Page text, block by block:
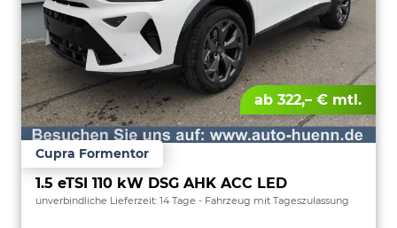
ab 322,– € mtl.
Cupra Formentor
1.5 eTSI 110 kW DSG AHK ACC LED
unverbindliche Lieferzeit: 14 Tage Fahrzeug mit Tageszulassung